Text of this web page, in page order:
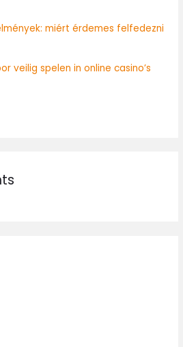
miért érdemes felfedezni
veilig spelen in online casino’s